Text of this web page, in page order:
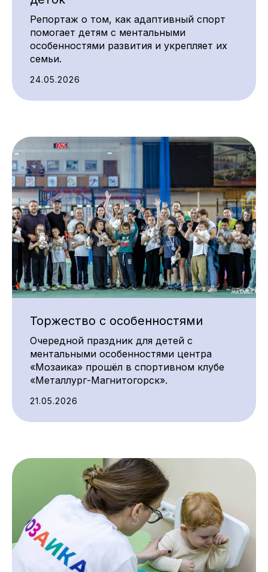
Репортаж о том, как адаптивный спорт
помогает детям с ментальными
особенностями развития и укрепляет их
семьи.
24.05.2026
Торжество с особенностями
Очередной праздник для детей с
ментальными особенностями центра
«Мозаика» прошёл в спортивном клубе
«Металлург-Магнитогорск».
21.05.2026